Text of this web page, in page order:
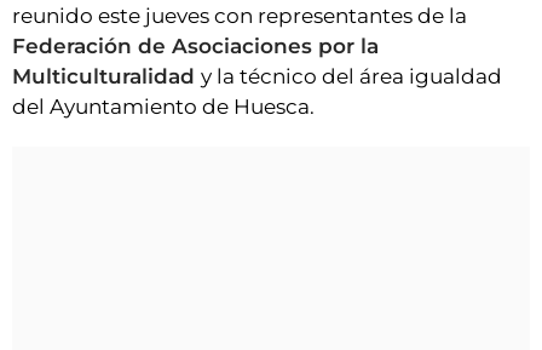
reunido este jueves con representantes de la
Federación de Asociaciones por la
Multiculturalidad y la técnico del área igualdad
del Ayuntamiento de Huesca.